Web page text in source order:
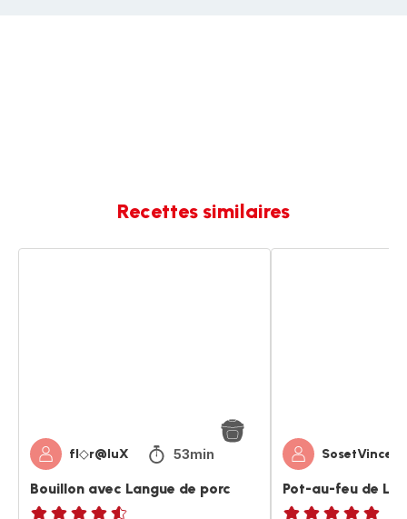
Recettes similaires
fl◇r@luX 53min
Bouillon avec Langue de porc
SosetVince
Pot-au-feu de